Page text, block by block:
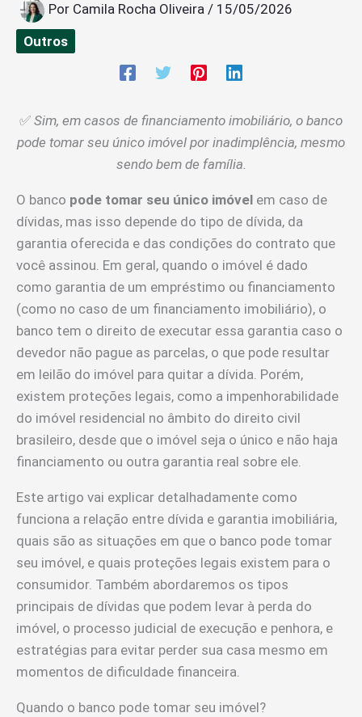
Por Camila Rocha Oliveira / 15/05/2026
Outros
✅ Sim, em casos de financiamento imobiliário, o banco
pode tomar seu único imóvel por inadimplência, mesmo
sendo bem de família.
O banco pode tomar seu único imóvel em caso de
dívidas, mas isso depende do tipo de dívida, da
garantia oferecida e das condições do contrato que
você assinou. Em geral, quando o imóvel é dado
como garantia de um empréstimo ou financiamento
(como no caso de um financiamento imobiliário), o
banco tem o direito de executar essa garantia caso o
devedor não pague as parcelas, o que pode resultar
em leilão do imóvel para quitar a dívida. Porém,
existem proteções legais, como a impenhorabilidade
do imóvel residencial no âmbito do direito civil
brasileiro, desde que o imóvel seja o único e não haja
financiamento ou outra garantia real sobre ele.
Este artigo vai explicar detalhadamente como
funciona a relação entre dívida e garantia imobiliária,
quais são as situações em que o banco pode tomar
seu imóvel, e quais proteções legais existem para o
consumidor. Também abordaremos os tipos
principais de dívidas que podem levar à perda do
imóvel, o processo judicial de execução e penhora, e
estratégias para evitar perder sua casa mesmo em
momentos de dificuldade financeira.
Quando o banco pode tomar seu imóvel?